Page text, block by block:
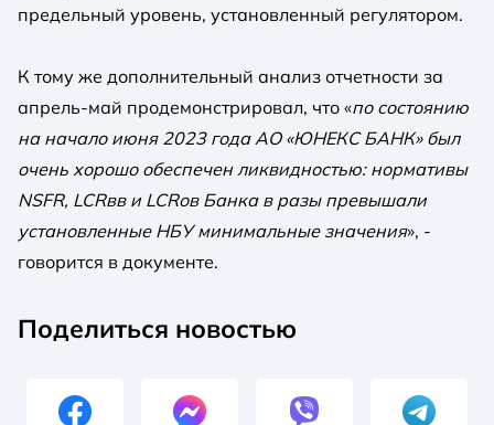
предельный уровень, установленный регулятором.
К тому же дополнительный анализ отчетности за
апрель-май продемонстрировал, что «по состоянию
на начало июня 2023 года АО «ЮНЕКС БАНК» был
очень хорошо обеспечен ликвидностью: нормативы
NSFR, LCRвв и LCRов Банка в разы превышали
установленные НБУ минимальные значения», -
говорится в документе.
Поделиться новостью